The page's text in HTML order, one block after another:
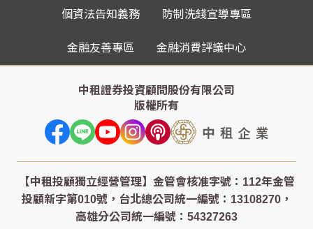
個資法告知義務 防制洗錢宣導專區
金融友善專區 金融消費評議中心
中租證券投資顧問股份有限公司
版權所有